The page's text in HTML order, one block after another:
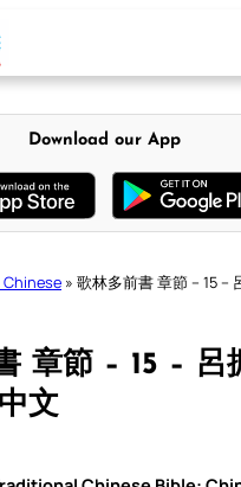
Download our App
» 歌林多前書 章節 – 15 –
章節 – 15 – 呂
文